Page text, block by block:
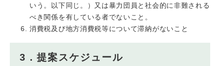
いう。以下同じ。）又は暴力団員と社会的に非難される
べき関係を有している者でないこと。
消費税及び地方消費税等について滞納がないこと
3．提案スケジュール